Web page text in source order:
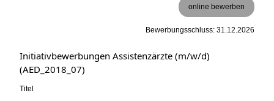
online bewerben
Bewerbungsschluss: 31.12.2026
Initiativbewerbungen Assistenzärzte (m/w/d)
(AED_2018_07)
Titel